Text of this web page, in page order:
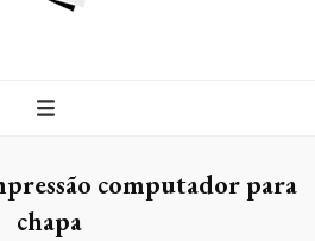
computador para
chapa